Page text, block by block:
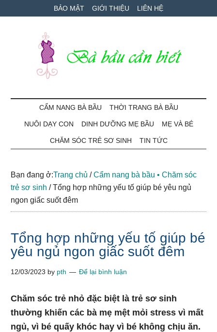
to
to
qua
BẢO MẬT GIỚI THIỆU LIÊN HỆ
Bà
Bầu
Cần
Biết
bé
CẨM NANG BÀ BẦU THỜI TRANG BÀ BẦU
NUÔI DẠY CON DINH DƯỠNG MẸ BẦU MẸ VÀ BÉ
CHĂM SÓC TRẺ SƠ SINH TIN TỨC
Bạn đang ở:Trang chủ / Cẩm nang bà bầu • Chăm sóc
trẻ sơ sinh /Tổng hợp những yếu tố giúp bé yêu ngủ
ngon giấc suốt đêm
Tổng hợp những yếu tố giúp bé
yêu ngủ ngon giấc suốt đêm
12/03/2023 by pth Để lại bình luận
Chăm sóc trẻ nhỏ đặc biệt là trẻ sơ sinh
thường khiến các bà mẹ mệt mỏi stress vì mất
ngủ, vì bé quấy khóc hay vì bé không chịu ăn.